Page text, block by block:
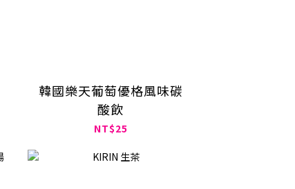
韓國樂天葡萄優格風味碳
酸飲
NT$25